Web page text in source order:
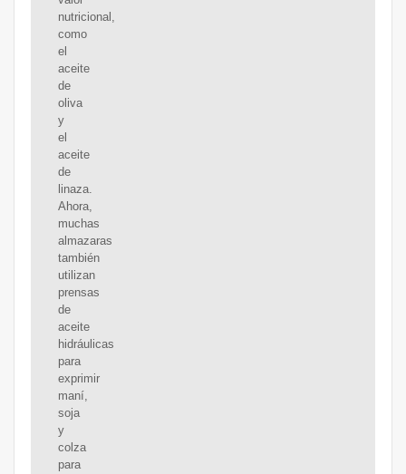
nutricional,
como
el
aceite
de
oliva
y
el
aceite
de
linaza.
Ahora,
muchas
almazaras
también
utilizan
prensas
de
aceite
hidráulicas
para
exprimir
maní,
soja
y
colza
para